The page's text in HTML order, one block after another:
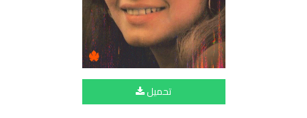
تحميل